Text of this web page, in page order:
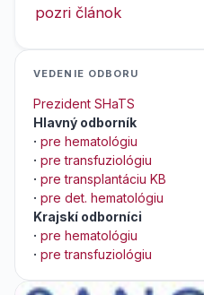
pozri článok
VEDENIE ODBORU
Prezident SHaTS
Hlavný odborník
· pre hematológiu
· pre transfuziológiu
· pre transplantáciu KB
· pre det. hematológiu
Krajskí odborníci
· pre hematológiu
· pre transfuziológiu